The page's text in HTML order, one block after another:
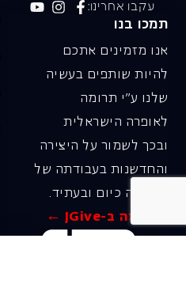
עקבו אחרינו:
תמכו בנו
אנו מזמינים אתכם
להיות שותפים בעשיה
שלנו ע"י תרומה
לאופרה הישראלית
ובכך לשמור על היצירה
והחדשנות בעבודתה של
האופרה כיום ובעתיד.
לתרומה ב-JGive ←